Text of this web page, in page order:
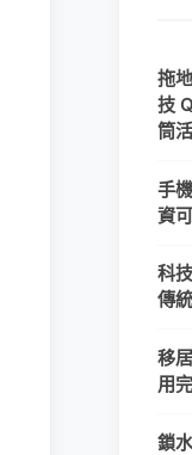
拖
技
筒
手
資
科
傳
移
用
鎖